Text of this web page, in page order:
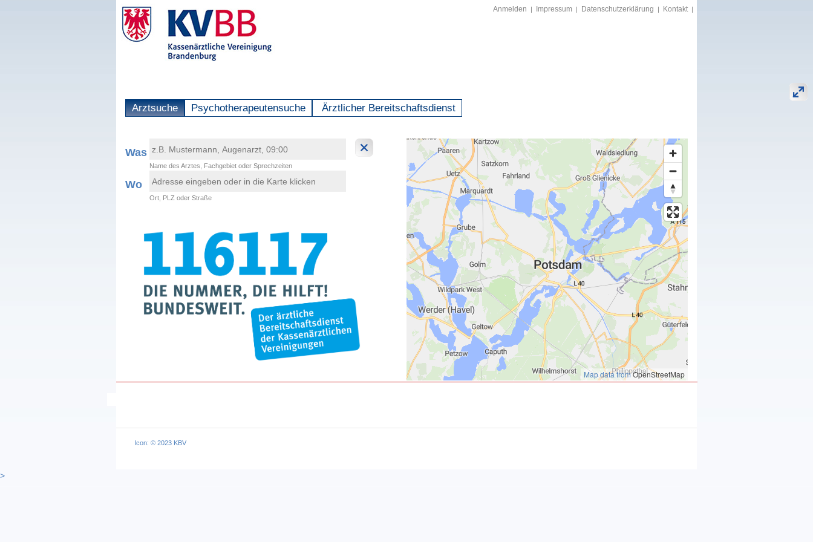
Anmelden | Impressum | Datenschutzerklärung | Kontakt |
Arztsuche Psychotherapeutensuche Ärztlicher Bereitschaftsdienst
Was
Name des Arztes, Fachgebiet oder Sprechzeiten
Wo
Ort, PLZ oder Straße
Map data fromOpenStreetMap
Icon: © 2023 KBV
>